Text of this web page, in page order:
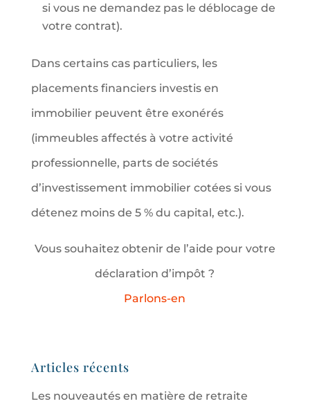
si vous ne demandez pas le déblocage de
votre contrat).
Dans certains cas particuliers, les
placements financiers investis en
immobilier peuvent être exonérés
(immeubles affectés à votre activité
professionnelle, parts de sociétés
d’investissement immobilier cotées si vous
détenez moins de 5 % du capital, etc.).
Vous souhaitez obtenir de l’aide pour votre
déclaration d’impôt ?
Parlons-en
Articles récents
Les nouveautés en matière de retraite